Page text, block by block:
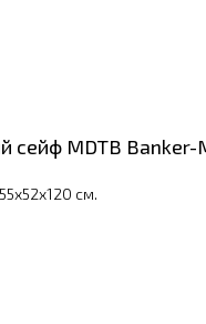
сейф MDTB Banker-
см.